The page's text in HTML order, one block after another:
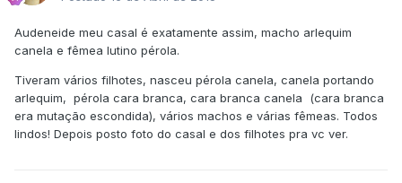
Audeneide meu casal é exatamente assim, macho arlequim
canela e fêmea lutino pérola.
Tiveram vários filhotes, nasceu pérola canela, canela portando
arlequim, pérola cara branca, cara branca canela (cara branca
era mutação escondida), vários machos e várias fêmeas. Todos
lindos! Depois posto foto do casal e dos filhotes pra vc ver.